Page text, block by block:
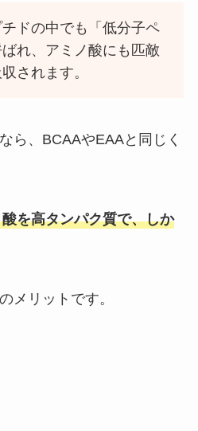
ドの中でも「低分子ペ
れ、アミノ酸にも匹敵
されます。
ら、BCAAやEAAと同じく
を高タンパク質で、しか
メリットです。